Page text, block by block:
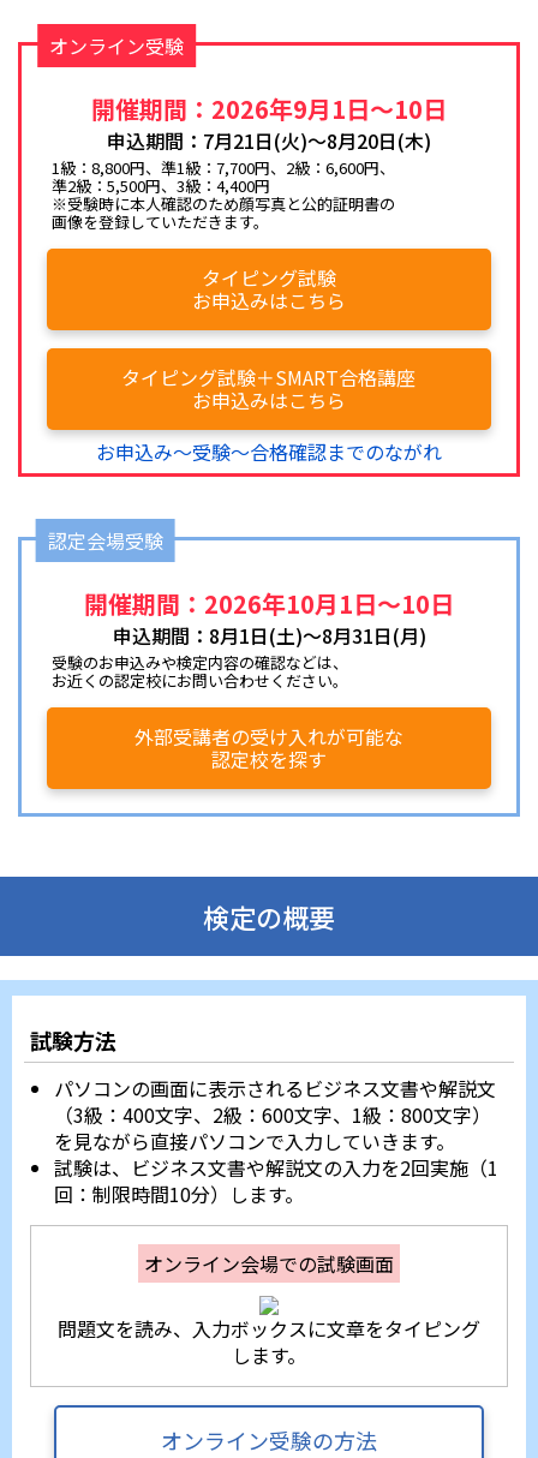
オンライン受験
開催期間：2026年9月1日～10日
申込期間：7月21日(火)～8月20日(木)
1級：8,800円、準1級：7,700円、2級：6,600円、
準2級：5,500円、3級：4,400円
※受験時に本人確認のため顔写真と公的証明書の
画像を登録していただきます。
タイピング試験
お申込みはこちら
タイピング試験＋SMART合格講座
お申込みはこちら
お申込み～受験～合格確認までのながれ
認定会場受験
開催期間：2026年10月1日～10日
申込期間：8月1日(土)～8月31日(月)
受験のお申込みや検定内容の確認などは、
お近くの認定校にお問い合わせください。
外部受講者の受け入れが可能な
認定校を探す
検定の概要
試験方法
パソコンの画面に表示されるビジネス文書や解説文
（3級：400文字、2級：600文字、1級：800文字）
を見ながら直接パソコンで入力していきます。
試験は、ビジネス文書や解説文の入力を2回実施（1
回：制限時間10分）します。
オンライン会場での試験画面
問題文を読み、入力ボックスに文章をタイピング
します。
オンライン受験の方法